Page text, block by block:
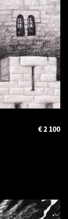
2 100
€